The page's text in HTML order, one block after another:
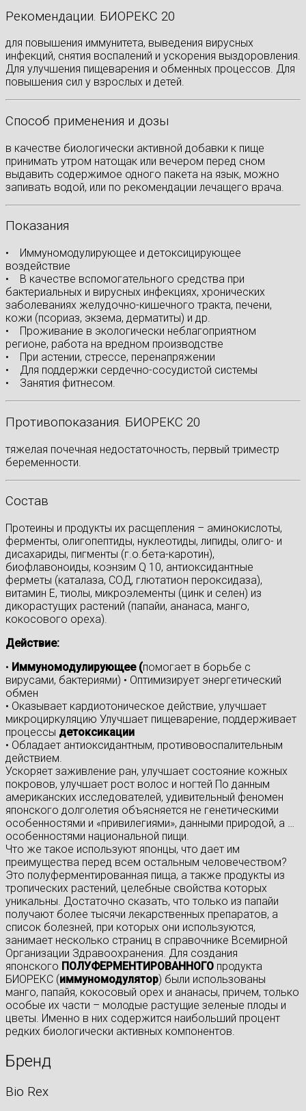
Рекомендации. БИОРЕКС 20
для повышения иммунитета, выведения вирусных
инфекций, снятия воспалений и ускорения выздоровления.
Для улучшения пищеварения и обменных процессов. Для
повышения сил у взрослых и детей.
Способ применения и дозы
в качестве биологически активной добавки к пище
принимать утром натощак или вечером перед сном
выдавить содержимое одного пакета на язык, можно
запивать водой, или по рекомендации лечащего врача.
Показания
• Иммуномодулирующее и детоксицирующее
воздействие
• В качестве вспомогательного средства при
бактериальных и вирусных инфекциях, хронических
заболеваниях желудочно-кишечного тракта, печени,
кожи (псориаз, экзема, дерматиты) и др.
• Проживание в экологически неблагоприятном
регионе, работа на вредном производстве
• При астении, стрессе, перенапряжении
• Для поддержки сердечно-сосудистой системы
• Занятия фитнесом.
Противопоказания. БИОРЕКС 20
тяжелая почечная недостаточность, первый триместр
беременности.
Состав
Протеины и продукты их расщепления – аминокислоты,
ферменты, олигопептиды, нуклеотиды, липиды, олиго- и
дисахариды, пигменты (г.о.бета-каротин),
биофлавоноиды, коэнзим Q 10, антиоксидантные
ферметы (каталаза, СОД, глютатион пероксидаза),
витамин Е, тиолы, микроэлементы (цинк и селен) из
дикорастущих растений (папайи, ананаса, манго,
кокосового ореха).
Действие:
• Иммуномодулирующее (помогает в борьбе с
вирусами, бактериями) • Оптимизирует энергетический
обмен
• Оказывает кардиотоническое действие, улучшает
микроциркуляцию Улучшает пищеварение, поддерживает
процессы детоксикации
• Обладает антиоксидантным, противовоспалительным
действием.
Ускоряет заживление ран, улучшает состояние кожных
покровов, улучшает рост волос и ногтей По данным
американских исследователей, удивительный феномен
японского долголетия объясняется не генетическими
особенностями и «привилегиями», данными природой, а …
особенностями национальной пищи.
Что же такое используют японцы, что дает им
преимущества перед всем остальным человечеством?
Это полуферментированная пища, а также продукты из
тропических растений, целебные свойства которых
уникальны. Достаточно сказать, что только из папайи
получают более тысячи лекарственных препаратов, а
список болезней, при которых они используются,
занимает несколько страниц в справочнике Всемирной
Организации Здравоохранения. Для создания
японского ПОЛУФЕРМЕНТИРОВАННОГО продукта
БИОРЕКС (иммуномодулятор) были использованы
манго, папайя, кокосовый орех и ананасы, причем, только
особые их части – молодые растущие зеленые плоды и
цветы. Именно в них содержится наибольший процент
редких биологически активных компонентов.
Бренд
Bio Rex